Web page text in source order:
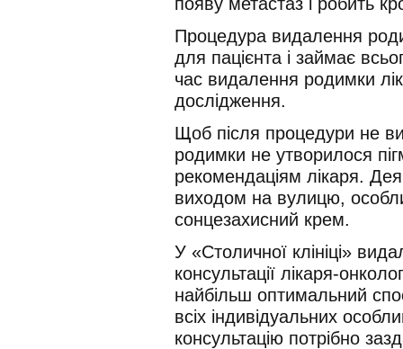
Процедура видалення
для пацієнта і займає
час видалення родимки
дослідження.
Щоб після процедури не
родимки не утворилося
рекомендаціям лікаря.
виходом на вулицю,
сонцезахисний крем.
У «Столичної клініці»
консультації лікаря-
найбільш оптимальний
всіх індивідуальних
консультацію потрібно